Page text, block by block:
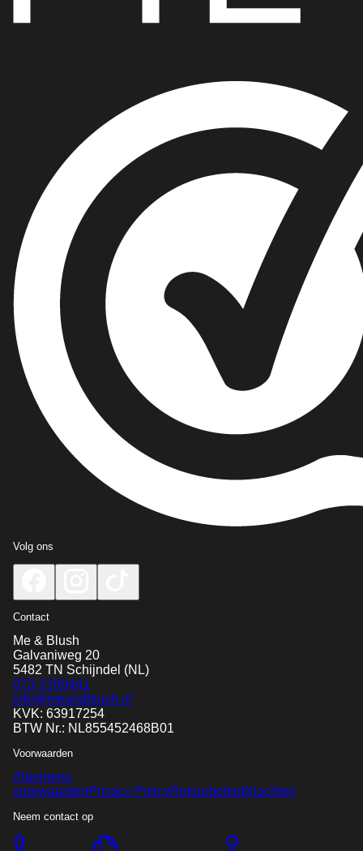
Volg ons
Contact
Me & Blush
Galvaniweg 20
5482 TN Schijndel (NL)
073-7200441
info@meandblush.nl
KVK: 63917254
BTW Nr.: NL855452468B01
Voorwaarden
Algemene
voorwaardenPrivacy PolicyRetourbeleid Klachten
Neem contact op